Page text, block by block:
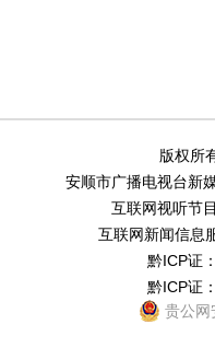
版权所
安顺市广播电视台新
互联网视听节
互联网新闻信息
黔ICP证
黔ICP证
贵公